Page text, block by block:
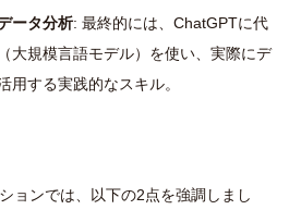
ータ分析: 最終的には、ChatGPTに代
大規模言語モデル）を使い、実際にデ
用する実践的なスキル。
ョンでは、以下の2点を強調しまし